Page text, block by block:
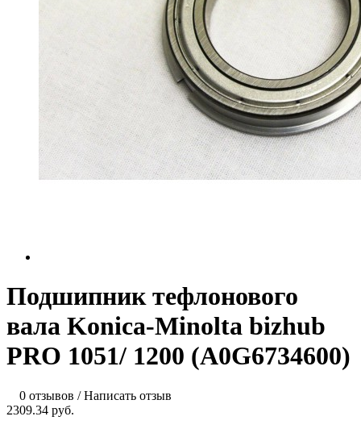
Подшипник тефлонового
вала Konica-Minolta bizhub
PRO 1051/ 1200 (A0G6734600)
0 отзывов /Написать отзыв
2309.34 руб.